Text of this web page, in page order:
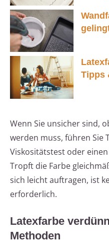
Tipps
Wenn Sie unsicher sind,
werden muss, führen Sie
Viskositätstest oder
Tropft die Farbe
sich leicht auftragen, ist
erforderlich.
Latexfarbe
Methoden